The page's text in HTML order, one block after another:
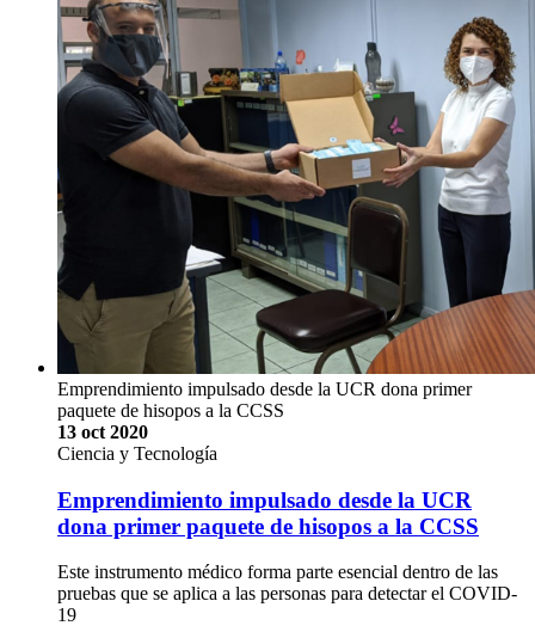
Emprendimiento impulsado desde la UCR dona primer
paquete de hisopos a la CCSS
13 oct 2020
Ciencia y Tecnología
Emprendimiento impulsado desde la UCR
dona primer paquete de hisopos a la CCSS
Este instrumento médico forma parte esencial dentro de las
pruebas que se aplica a las personas para detectar el COVID-
19